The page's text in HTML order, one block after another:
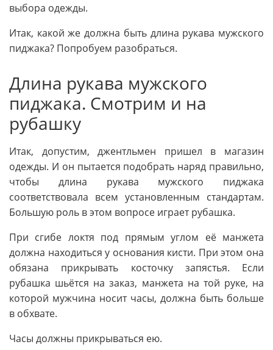
выбора одежды.
Итак, какой же должна быть длина рукава мужского
пиджака? Попробуем разобраться.
Длина рукава мужского
пиджака. Смотрим и на
рубашку
Итак, допустим, джентльмен пришел в магазин
одежды. И он пытается подобрать наряд правильно,
чтобы длина рукава мужского пиджака
соответствовала всем установленным стандартам.
Большую роль в этом вопросе играет рубашка.
При сгибе локтя под прямым углом её манжета
должна находиться у основания кисти. При этом она
обязана прикрывать косточку запястья. Если
рубашка шьётся на заказ, манжета на той руке, на
которой мужчина носит часы, должна быть больше
в обхвате.
Часы должны прикрываться ею.